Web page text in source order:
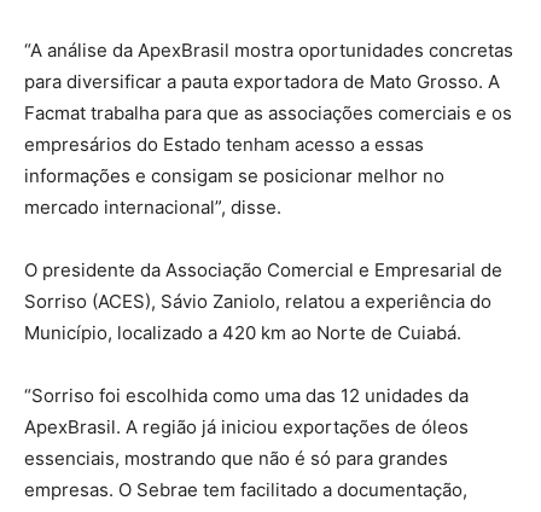
“A análise da ApexBrasil mostra oportunidades concretas
para diversificar a pauta exportadora de Mato Grosso. A
Facmat trabalha para que as associações comerciais e os
empresários do Estado tenham acesso a essas
informações e consigam se posicionar melhor no
mercado internacional”, disse.
O presidente da Associação Comercial e Empresarial de
Sorriso (ACES), Sávio Zaniolo, relatou a experiência do
Município, localizado a 420 km ao Norte de Cuiabá.
“Sorriso foi escolhida como uma das 12 unidades da
ApexBrasil. A região já iniciou exportações de óleos
essenciais, mostrando que não é só para grandes
empresas. O Sebrae tem facilitado a documentação,